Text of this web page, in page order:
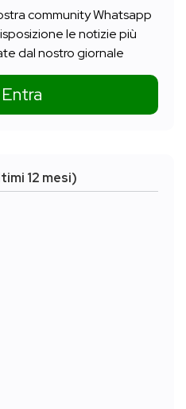
community Whatsapp
le notizie più
dal nostro giornale
12 mesi)